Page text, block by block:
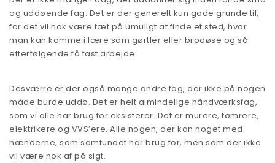
og uddøende fag. Det er der generelt kun gode grunde til,
for det vil nok være tæt på umuligt at finde et sted, hvor
man kan komme i lære som gørtler eller brodøse og så
efterfølgende få fast arbejde.
Desværre er der også mange andre fag, der ikke på nogen
måde burde uddø. Det er helt almindelige håndværksfag,
som vi alle har brug for eksisterer. Det er murere, tømrere,
elektrikere og VVS’ere. Alle nogen, der kan noget med
hænderne, som samfundet har brug for, men som der ikke
vil være nok af på sigt.